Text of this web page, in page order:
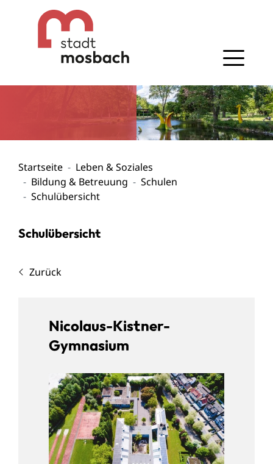
Gehe zum Navigationsbereich
Gehe zum Inhalt
Startseite
Leben & Soziales
Bildung & Betreuung
Schulen
Schulübersicht
Schulübersicht
Zurück
Nicolaus-Kistner-
Gymnasium